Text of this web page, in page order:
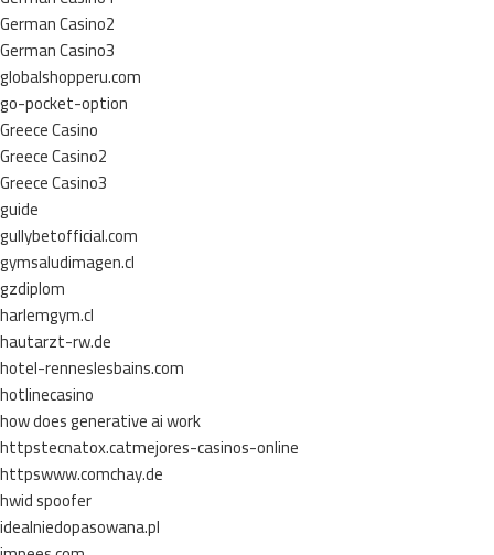
German Casino2
German Casino3
globalshopperu.com
go-pocket-option
Greece Casino
Greece Casino2
Greece Casino3
guide
gullybetofficial.com
gymsaludimagen.cl
gzdiplom
harlemgym.cl
hautarzt-rw.de
hotel-renneslesbains.com
hotlinecasino
how does generative ai work
httpstecnatox.catmejores-casinos-online
httpswww.comchay.de
hwid spoofer
idealniedopasowana.pl